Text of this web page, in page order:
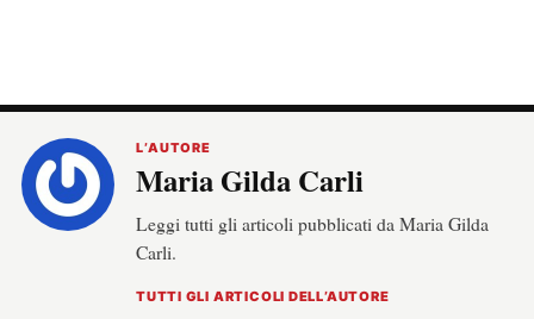
L’AUTORE
Maria Gilda Carli
Leggi tutti gli articoli pubblicati da Maria Gilda
Carli.
TUTTI GLI ARTICOLI DELL’AUTORE